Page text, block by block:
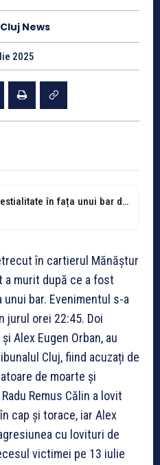
Cluj News
2025
Un bărbat, bătut cu bestialitate în fața unui bar din Mănăștur, a...
în cartierul Mănăștur
a murit după ce a fost
bar. Evenimentul s-a
jurul orei 22:45. Doi
Alex Eugen Orban, au
Cluj, fiind acuzați de
de moarte și
Remus Călin a lovit
cap și torace, iar Alex
cu lovituri de
victimei pe 13 iulie